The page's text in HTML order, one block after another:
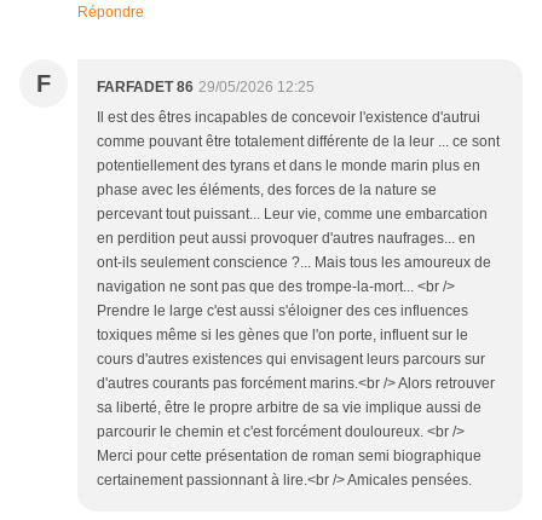
Répondre
F FARFADET 86 29/05/2026 12:25
Il est des êtres incapables de concevoir l'existence d'autrui
comme pouvant être totalement différente de la leur ... ce sont
potentiellement des tyrans et dans le monde marin plus en
phase avec les éléments, des forces de la nature se
percevant tout puissant... Leur vie, comme une embarcation
en perdition peut aussi provoquer d'autres naufrages... en
ont-ils seulement conscience ?... Mais tous les amoureux de
navigation ne sont pas que des trompe-la-mort... <br />
Prendre le large c'est aussi s'éloigner des ces influences
toxiques même si les gènes que l'on porte, influent sur le
cours d'autres existences qui envisagent leurs parcours sur
d'autres courants pas forcément marins.<br /> Alors retrouver
sa liberté, être le propre arbitre de sa vie implique aussi de
parcourir le chemin et c'est forcément douloureux. <br />
Merci pour cette présentation de roman semi biographique
certainement passionnant à lire.<br /> Amicales pensées.